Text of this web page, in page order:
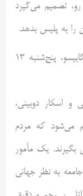
تصمیم می‌گیرد
را به پلیس بدهد.
فیلم سینمایی «تلفن زمان» به کارگردانی اکسل گابیسو، پنج‌شنبه 13
و اسکار دوبینی،
می‌شود که مردم
بگیرند. یک مأمور
به نظر جهانی